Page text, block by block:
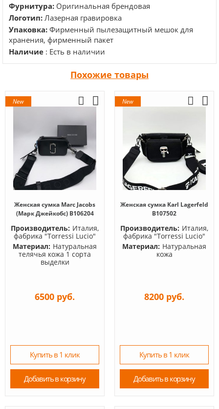
Фурнитура: Оригинальная брендовая
Логотип: Лазерная гравировка
Упаковка: Фирменный пылезащитный мешок для
хранения, фирменный пакет
Наличие : Есть в наличии
Похожие товары
New
Женская сумка Marc Jacobs
(Марк Джейкобс) B106204
Производитель: Италия,
фабрика "Torressi Lucio"
Материал: Натуральная
телячья кожа 1 сорта
выделки
6500 руб.
Купить в 1 клик
Добавить в корзину
New
Женская сумка Karl Lagerfeld
B107502
Производитель: Италия,
фабрика "Torressi Lucio"
Материал: Натуральная
кожа
8200 руб.
Купить в 1 клик
Добавить в корзину